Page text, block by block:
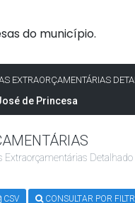
do município.